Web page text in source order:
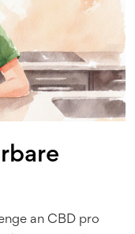
an CBD pro